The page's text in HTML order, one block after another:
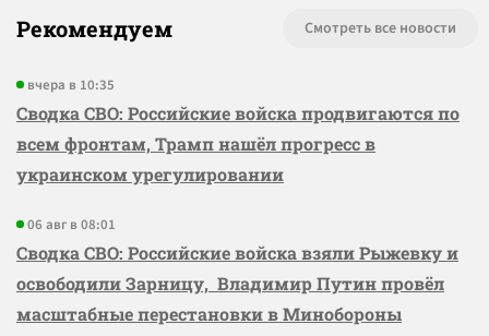
Рекомендуем Смотреть все новости
вчера в 10:35
Сводка СВО: Российские войска продвигаются по
всем фронтам, Трамп нашёл прогресс в
украинском урегулировании
06 авг в 08:01
Сводка СВО: Российские войска взяли Рыжевку и
освободили Зарницу, Владимир Путин провёл
масштабные перестановки в Минобороны